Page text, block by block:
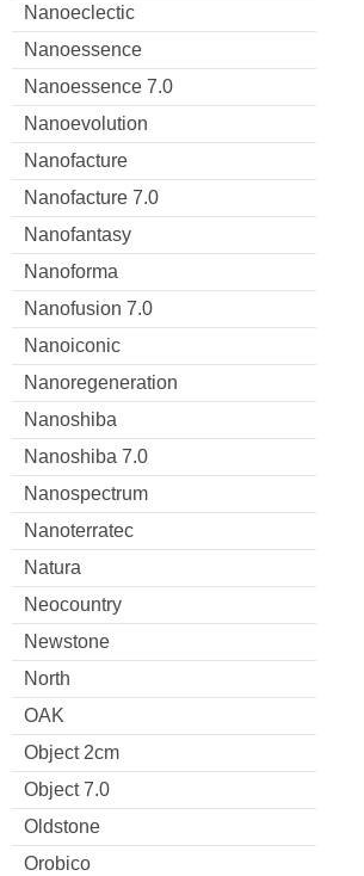
Nanoeclectic
Nanoessence
Nanoessence 7.0
Nanoevolution
Nanofacture
Nanofacture 7.0
Nanofantasy
Nanoforma
Nanofusion 7.0
Nanoiconic
Nanoregeneration
Nanoshiba
Nanoshiba 7.0
Nanospectrum
Nanoterratec
Natura
Neocountry
Newstone
North
OAK
Object 2cm
Object 7.0
Oldstone
Orobico